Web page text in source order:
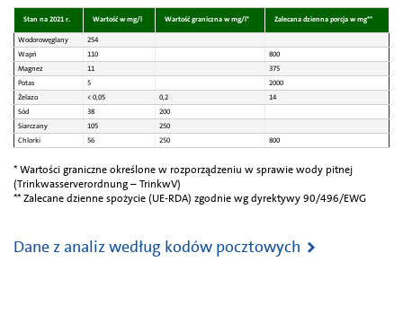
Stan na 2021 r. Wartość w mg/l Wartość graniczna w mg/l* Zalecana dzienna porcja w mg**
Wodorowęglany
254
Wapń
110
800
Magnez
11
375
Potas
5
2000
Żelazo
< 0,05 0,2
14
Sód
38
200
Siarczany
105
250
Chlorki
56 250 800
* Wartości graniczne określone w rozporządzeniu w sprawie wody pitnej
(Trinkwasserverordnung – TrinkwV)
** Zalecane dzienne spożycie (UE-RDA) zgodnie wg dyrektywy 90/496/EWG
Dane z analiz według kodów pocztowych